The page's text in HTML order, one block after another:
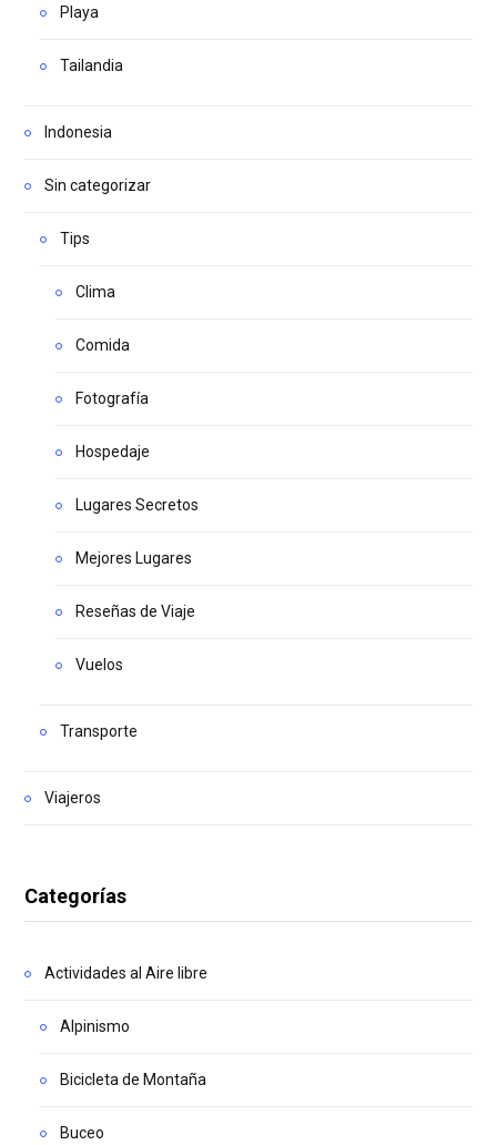
Playa
Tailandia
Indonesia
Sin categorizar
Tips
Clima
Comida
Fotografía
Hospedaje
Lugares Secretos
Mejores Lugares
Reseñas de Viaje
Vuelos
Transporte
Viajeros
Categorías
Actividades al Aire libre
Alpinismo
Bicicleta de Montaña
Buceo